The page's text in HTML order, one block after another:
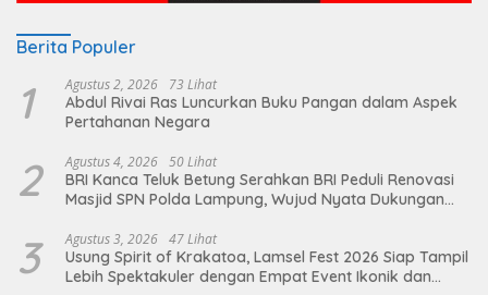
Berita Populer
1 Agustus 2, 2026 73 Lihat
Abdul Rivai Ras Luncurkan Buku Pangan dalam Aspek
Pertahanan Negara
2 Agustus 4, 2026 50 Lihat
BRI Kanca Teluk Betung Serahkan BRI Peduli Renovasi
Masjid SPN Polda Lampung, Wujud Nyata Dukungan
3 Agustus 3, 2026 47 Lihat
Usung Spirit of Krakatoa, Lamsel Fest 2026 Siap Tampil
Lebih Spektakuler dengan Empat Event Ikonik dan